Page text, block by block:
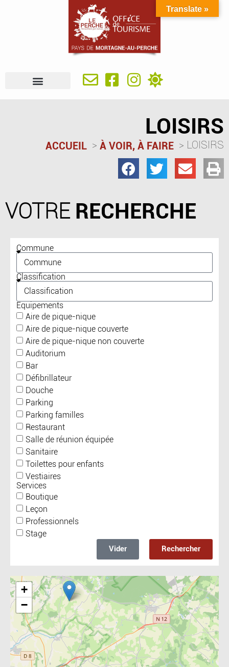
LOISIRS
ACCUEIL À VOIR, À FAIRE LOISIRS
VOTRE RECHERCHE
Commune
Classification
Equipements
Aire de pique-nique
Aire de pique-nique couverte
Aire de pique-nique non couverte
Auditorium
Bar
Défibrillateur
Douche
Parking
Parking familles
Restaurant
Salle de réunion équipée
Sanitaire
Toilettes pour enfants
Vestiaires
Services
Boutique
Leçon
Professionnels
Stage
Vider Rechercher
Include la carte
+
−
Translate »